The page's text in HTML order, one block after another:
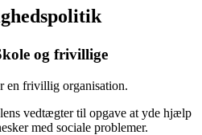
og frivillige
en frivillig organisation.
vedtægter til opgave at yde hjælp
med sociale problemer.